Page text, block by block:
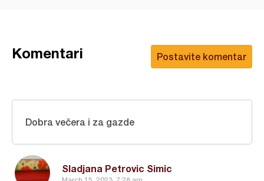
Postavite komentar
Komentari
Sladjana Petrovic Simic
Dobra večera i za gazde